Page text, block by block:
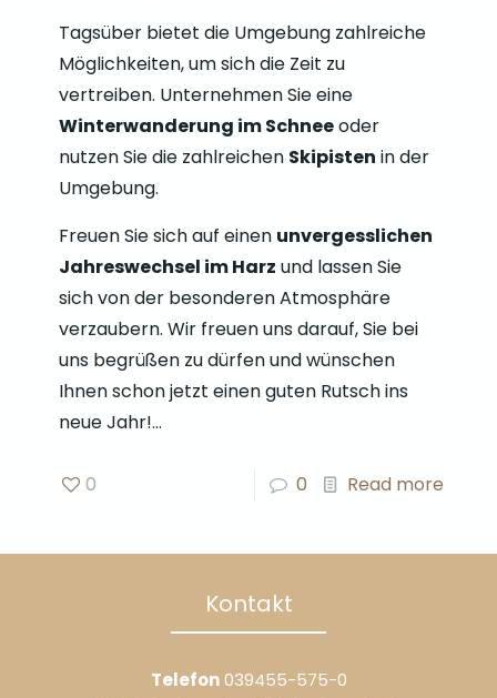
Tagsüber bietet die Umgebung zahlreiche
Möglichkeiten, um sich die Zeit zu
vertreiben. Unternehmen Sie eine
Winterwanderung im Schneeoder
nutzen Sie die zahlreichen Skipisten in der
Umgebung.
Freuen Sie sich auf einen unvergesslichen
Jahreswechsel im Harz und lassen Sie
sich von der besonderen Atmosphäre
verzaubern. Wir freuen uns darauf, Sie bei
uns begrüßen zu dürfen und wünschen
Ihnen schon jetzt einen guten Rutsch ins
neue Jahr!…
0 0 Read more
Kontakt
Telefon039455-575-0